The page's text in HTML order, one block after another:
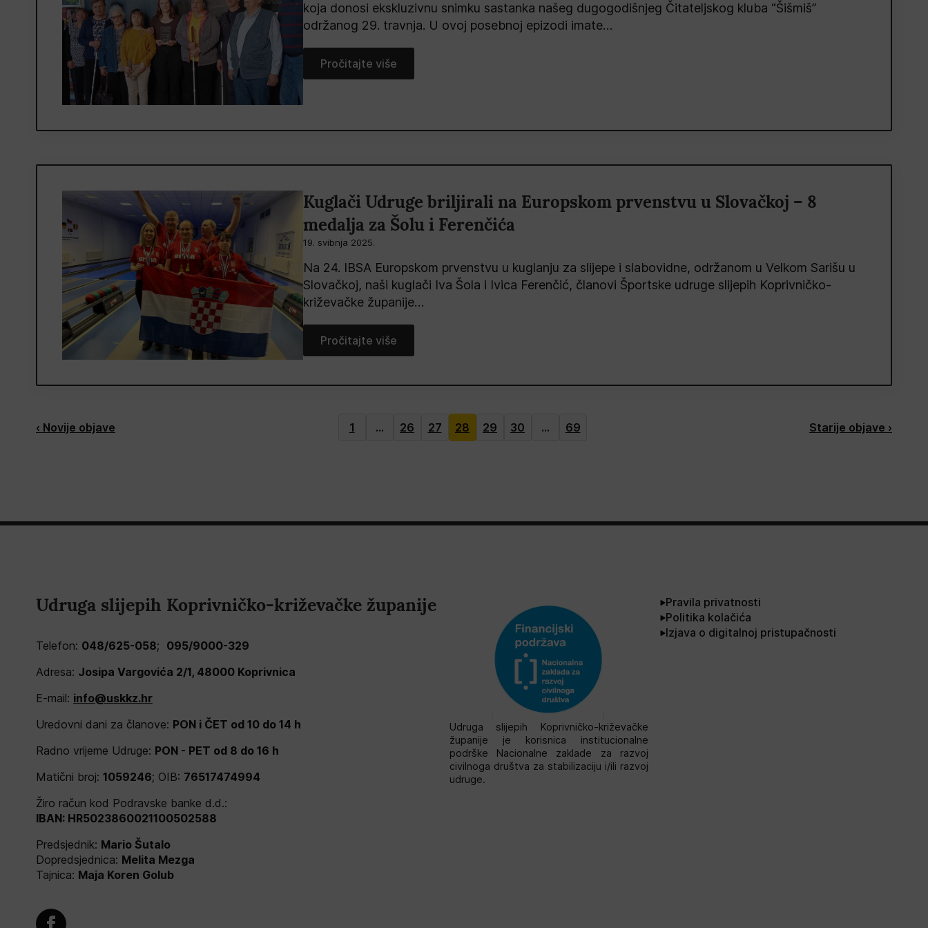
koja donosi ekskluzivnu snimku sastanka našeg dugogodišnjeg Čitateljskog kluba “Šišmiš”
održanog 29. travnja. U ovoj posebnoj epizodi imate…
Pročitajte više
Kuglači Udruge briljirali na Europskom prvenstvu u Slovačkoj – 8
medalja za Šolu i Ferenčića
19. svibnja 2025.
Na 24. IBSA Europskom prvenstvu u kuglanju za slijepe i slabovidne, održanom u Velkom Sarišu u
Slovačkoj, naši kuglači Iva Šola i Ivica Ferenčić, članovi Športske udruge slijepih Koprivničko-
križevačke županije…
Pročitajte više
‹ Novije objave 1 … 26 27 28 29 30 … 69 Starije objave ›
Udruga slijepih Koprivničko-križevačke županije
Telefon: 048/625-058; 095/9000-329
Adresa: Josipa Vargovića 2/1, 48000 Koprivnica
E-mail: info@uskkz.hr
Uredovni dani za članove: PON i ČET od 10 do 14 h
Radno vrijeme Udruge: PON - PET od 8 do 16 h
Matični broj: 1059246; OIB: 76517474994
Žiro račun kod Podravske banke d.d.:
IBAN: HR5023860021100502588
Predsjednik: Mario Šutalo
Dopredsjednica: Melita Mezga
Tajnica: Maja Koren Golub
Udruga slijepih Koprivničko-križevačke
županije je korisnica institucionalne
podrške Nacionalne zaklade za razvoj
civilnoga društva za stabilizaciju i/ili razvoj
udruge.
Pravila privatnosti
Politika kolačića
Izjava o digitalnoj pristupačnosti